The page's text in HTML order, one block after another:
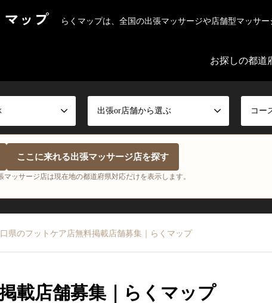
マップ らくマップは、全国の出張マッサージや店舗型マッサ
お探しの都道
出張or店舗から選ぶ コー
ここに来れる出張マッサージ店を探す
ッサージ店は現在地の都道府県対応だけを表示します。
県のフットケア店無料掲載店舗募集｜らくマップ
載店舗募集｜らくマップ